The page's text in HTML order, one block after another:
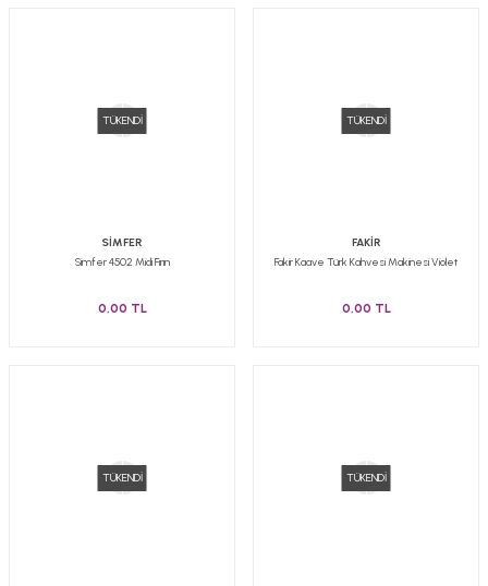
TÜKENDİ
SİMFER
Simfer 4502 Midi Fırın
0,00 TL
TÜKENDİ
FAKİR
Fakir Kaave Türk Kahvesi Makinesi Violet
0,00 TL
TÜKENDİ TÜKENDİ